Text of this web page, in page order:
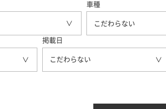
車種
こだわらない
掲載日
こだわらない